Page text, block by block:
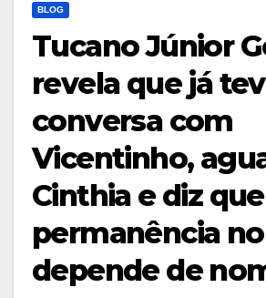
BLOG
Tucano Júnior
revela que já
conversa com
Vicentinho,
Cinthia e diz que
permanência no
depende de